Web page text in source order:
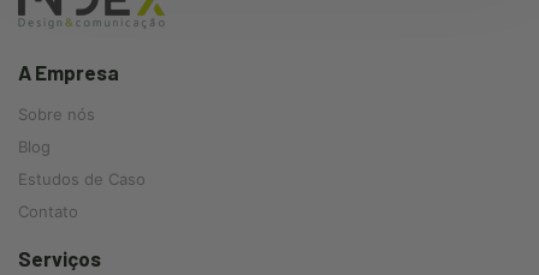
A Empresa
Sobre nós
Blog
Estudos de Caso
Contato
Serviços